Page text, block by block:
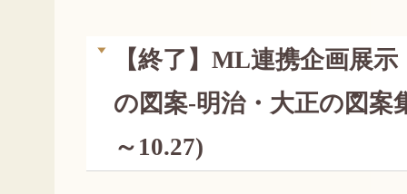
【終了】ML連携企画展
の図案-明治・大正の図案
～10.27)